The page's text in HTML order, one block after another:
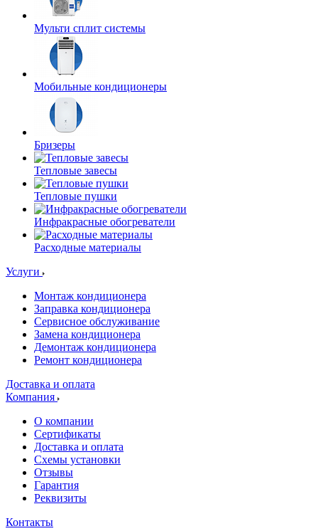
Мульти сплит системы
Мобильные кондиционеры
Бризеры
Тепловые завесы
Тепловые пушки
Инфракрасные обогреватели
Расходные материалы
Услуги
Монтаж кондиционера
Заправка кондиционера
Сервисное обслуживание
Замена кондиционера
Демонтаж кондиционера
Ремонт кондиционера
Доставка и оплата
Компания
О компании
Сертификаты
Доставка и оплата
Схемы установки
Отзывы
Гарантия
Реквизиты
Контакты